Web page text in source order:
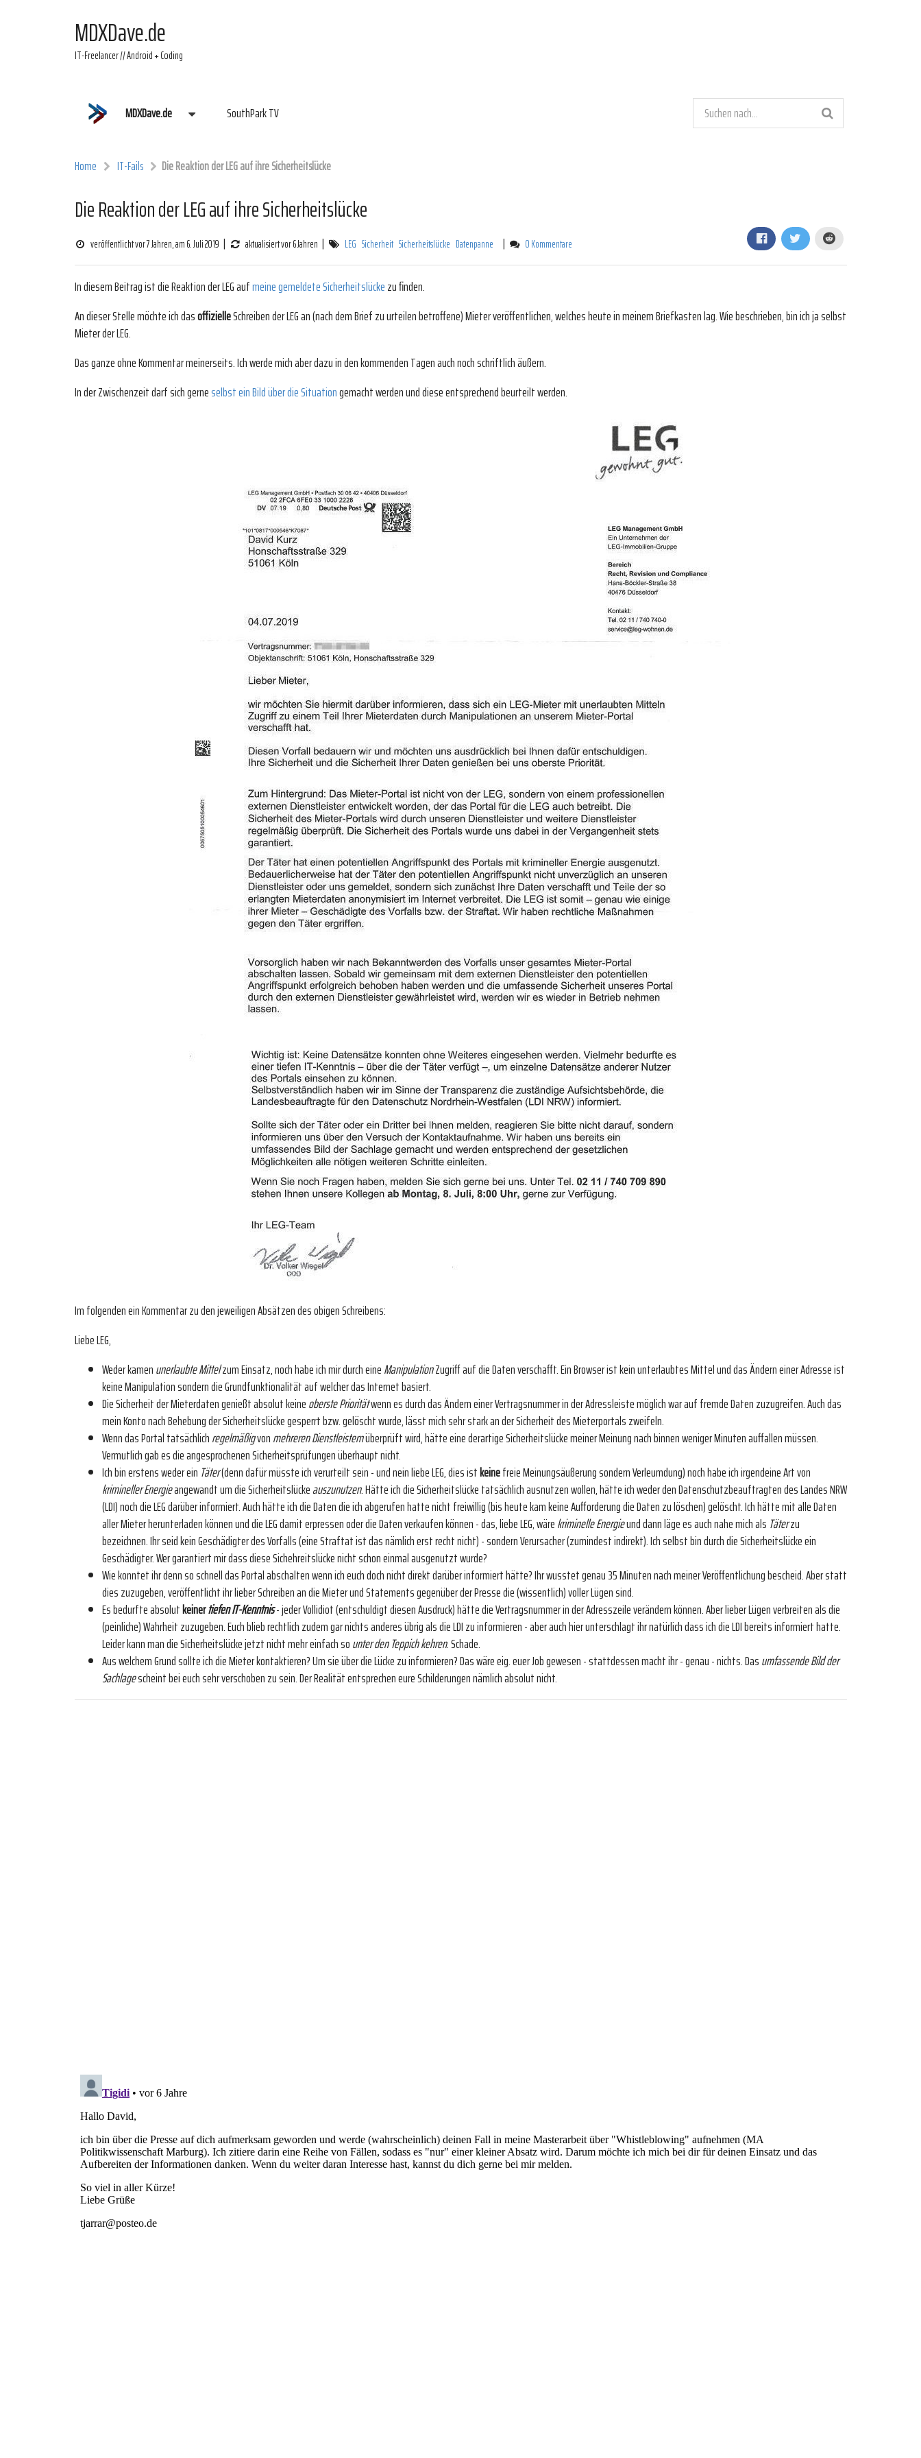
MDXDave.de
IT-Freelancer // Android + Coding
MDXDave.de SouthPark TV
Home IT-Fails Die Reaktion der LEG auf ihre Sicherheitslücke
Die Reaktion der LEG auf ihre Sicherheitslücke
veröffentlicht vor 7 Jahren, am 6. Juli 2019 | aktualisiert vor 6 Jahren | LEG Sicherheit Sicherheitslücke Datenpanne | 0 Kommentare
In diesem Beitrag ist die Reaktion der LEG aufmeine gemeldete Sicherheitslückezu finden.
An dieser Stelle möchte ich dasoffizielleSchreiben der LEG an (nach dem Brief zu urteilen betroffene) Mieter veröffentlichen, welches heute in meinem Briefkasten lag. Wie beschrieben, bin ich ja selbst
Mieter der LEG.
Das ganze ohne Kommentar meinerseits. Ich werde mich aber dazu in den kommenden Tagen auch noch schriftlich äußern.
In der Zwischenzeit darf sich gerneselbst ein Bild über die Situationgemacht werden und diese entsprechend beurteilt werden.
Im folgenden ein Kommentar zu den jeweiligen Absätzen des obigen Schreibens:
Liebe LEG,
Weder kamenunerlaubte Mittelzum Einsatz, noch habe ich mir durch eineManipulationZugriff auf die Daten verschafft. Ein Browser ist kein unterlaubtes Mittel und das Ändern einer Adresse ist
keine Manipulation sondern die Grundfunktionalität auf welcher das Internet basiert.
Die Sicherheit der Mieterdaten genießt absolut keineoberste Prioritätwenn es durch das Ändern einer Vertragsnummer in der Adressleiste möglich war auf fremde Daten zuzugreifen. Auch das
mein Konto nach Behebung der Sicherheitslücke gesperrt bzw. gelöscht wurde, lässt mich sehr stark an der Sicherheit des Mieterportals zweifeln.
Wenn das Portal tatsächlichregelmäßigvonmehreren Dienstleisternüberprüft wird, hätte eine derartige Sicherheitslücke meiner Meinung nach binnen weniger Minuten auffallen müssen.
Vermutlich gab es die angesprochenen Sicherheitsprüfungen überhaupt nicht.
Ich bin erstens weder ein Täter(denn dafür müsste ich verurteilt sein - und nein liebe LEG, dies istkeinefreie Meinungsäußerung sondern Verleumdung) noch habe ich irgendeine Art von
krimineller Energieangewandt um die Sicherheitslückeauszunutzen. Hätte ich die Sicherheitslücke tatsächlich ausnutzen wollen, hätte ich weder den Datenschutzbeauftragten des Landes NRW
(LDI) noch die LEG darüber informiert. Auch hätte ich die Daten die ich abgerufen hatte nicht freiwillig (bis heute kam keine Aufforderung die Daten zu löschen) gelöscht. Ich hätte mit alle Daten
aller Mieter herunterladen können und die LEG damit erpressen oder die Daten verkaufen können - das, liebe LEG, wärekriminelle Energieund dann läge es auch nahe mich als Täterzu
bezeichnen. Ihr seid kein Geschädigter des Vorfalls (eine Straftat ist das nämlich erst recht nicht) - sondern Verursacher (zumindest indirekt). Ich selbst bin durch die Sicherheitslücke ein
Geschädigter. Wer garantiert mir dass diese Sichehreitslücke nicht schon einmal ausgenutzt wurde?
Wie konntet ihr denn so schnell das Portal abschalten wenn ich euch doch nicht direkt darüber informiert hätte? Ihr wusstet genau 35 Minuten nach meiner Veröffentlichung bescheid. Aber statt
dies zuzugeben, veröffentlicht ihr lieber Schreiben an die Mieter und Statements gegenüber der Presse die (wissentlich) voller Lügen sind.
Es bedurfte absolutkeinertiefen IT-Kenntnis- jeder Vollidiot (entschuldigt diesen Ausdruck) hätte die Vertragsnummer in der Adresszeile verändern können. Aber lieber Lügen verbreiten als die
(peinliche) Wahrheit zuzugeben. Euch blieb rechtlich zudem gar nichts anderes übrig als die LDI zu informieren - aber auch hier unterschlagt ihr natürlich dass ich die LDI bereits informiert hatte.
Leider kann man die Sicherheitslücke jetzt nicht mehr einfach sounter den Teppich kehren. Schade.
Aus welchem Grund sollte ich die Mieter kontaktieren? Um sie über die Lücke zu informieren? Das wäre eig. euer Job gewesen - stattdessen macht ihr - genau - nichts. Dasumfassende Bild der
Sachlagescheint bei euch sehr verschoben zu sein. Der Realität entsprechen eure Schilderungen nämlich absolut nicht.